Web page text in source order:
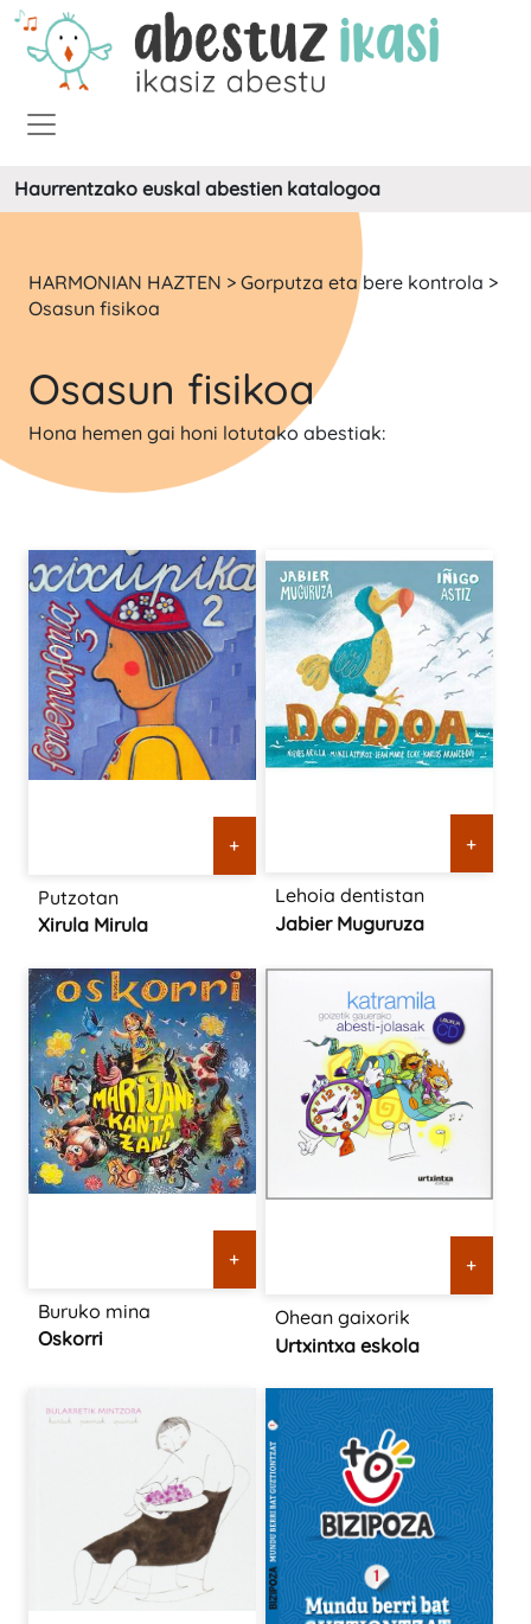
Haurrentzako euskal abestien katalogoa
HARMONIAN HAZTEN > Gorputza eta bere kontrola >
Osasun fisikoa
Osasun fisikoa
Hona hemen gai honi lotutako abestiak:
+
Putzotan
Xirula Mirula
+
Lehoia dentistan
Jabier Muguruza
+
Buruko mina
Oskorri
+
Ohean gaixorik
Urtxintxa eskola